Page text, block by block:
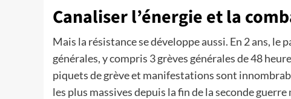
Canaliser l’énergie et la
Mais la résistance se développe aussi. En 2 ans, le
générales, y compris 3 grèves générales de 48
piquets de grève et manifestations sont
les plus massives depuis la fin de la seconde